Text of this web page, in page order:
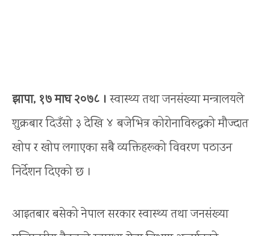
झापा, १७ माघ २०७८ । स्वास्थ्य तथा जनसंख्या मन्त्रालयले
शुक्रबार दिउँसो ३ देखि ४ बजेभित्र कोरोनाविरुद्धको मौज्दात
खोप र खोप लगाएका सबै व्यक्तिहरूको विवरण पठाउन
निर्देशन दिएको छ ।
आइतबार बसेको नेपाल सरकार स्वास्थ्य तथा जनसंख्या